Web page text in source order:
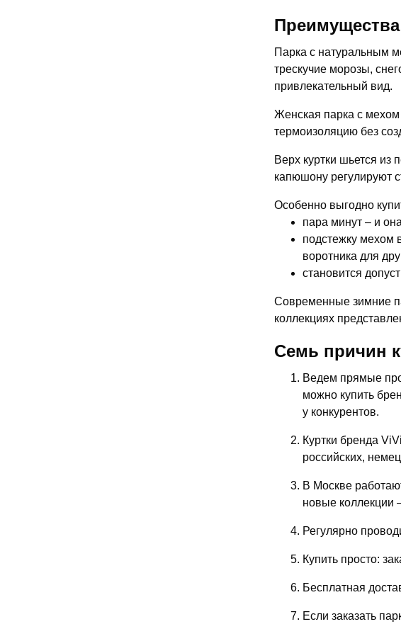
Парка с натуральным
трескучие морозы,
привлекательный вид.
Женская парка с мехом
термоизоляцию без
Верх куртки шьется
капюшону регулируют
Особенно выгодно
пара минут – и
подстежку мехом
воротника для
становится
Современные зимние
коллекциях
Семь причин
Ведем прямые
можно купить
у конкурентов.
Куртки бренда
российских,
В Москве
новые коллекции
Регулярно
Купить просто:
Бесплатная
Если заказать